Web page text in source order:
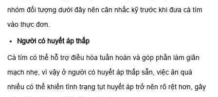
nhóm đối tượng dưới đây nên cân nhắc kỹ trước khi đưa cà tím
vào thực đơn.
Người có huyết áp thấp
Cà tím có thể hỗ trợ điều hòa tuần hoàn và góp phần làm giãn
mạch nhẹ, vì vậy ở người có huyết áp thấp sẵn, việc ăn quá
nhiều có thể khiến tình trạng tụt huyết áp trở nên rõ rệt hơn, gây